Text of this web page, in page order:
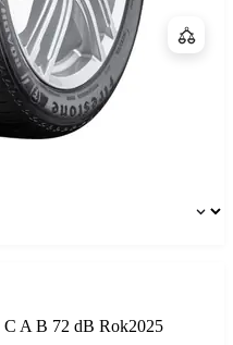
Etykieta:
C A B 72 dB Rok2025